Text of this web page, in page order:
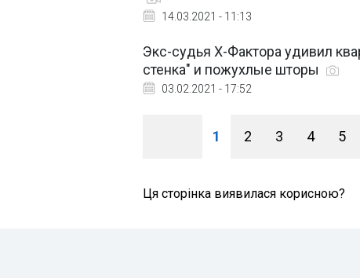
14.03.2021 - 11:13
Экс-судья Х-Фактора удивил
стенка" и пожухлые шторы
03.02.2021 - 17:52
1 2 3 4 5
Ця сторінка виявилася корисною?